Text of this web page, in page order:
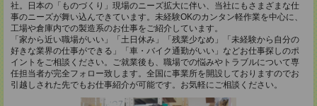
社。日本の「ものづくり」現場のニーズ拡大に伴い、当社にもさまざまな仕
事のニーズが舞い込んできています。未経験OKのカンタン軽作業を中心に、
工場や倉庫内での製造系のお仕事をご紹介しています。
「家から近い職場がいい」「土日休み」「残業少なめ」「未経験から自分の
好きな業界の仕事ができる」「車・バイク通勤がいい」などお仕事探しのポ
イントをご相談ください。ご就業後も、職場での悩みやトラブルについて専
任担当者が完全フォロー致します。全国に事業所を開設しておりますのでお
引越しされた先でもお仕事紹介が可能です。お気軽にご相談ください。